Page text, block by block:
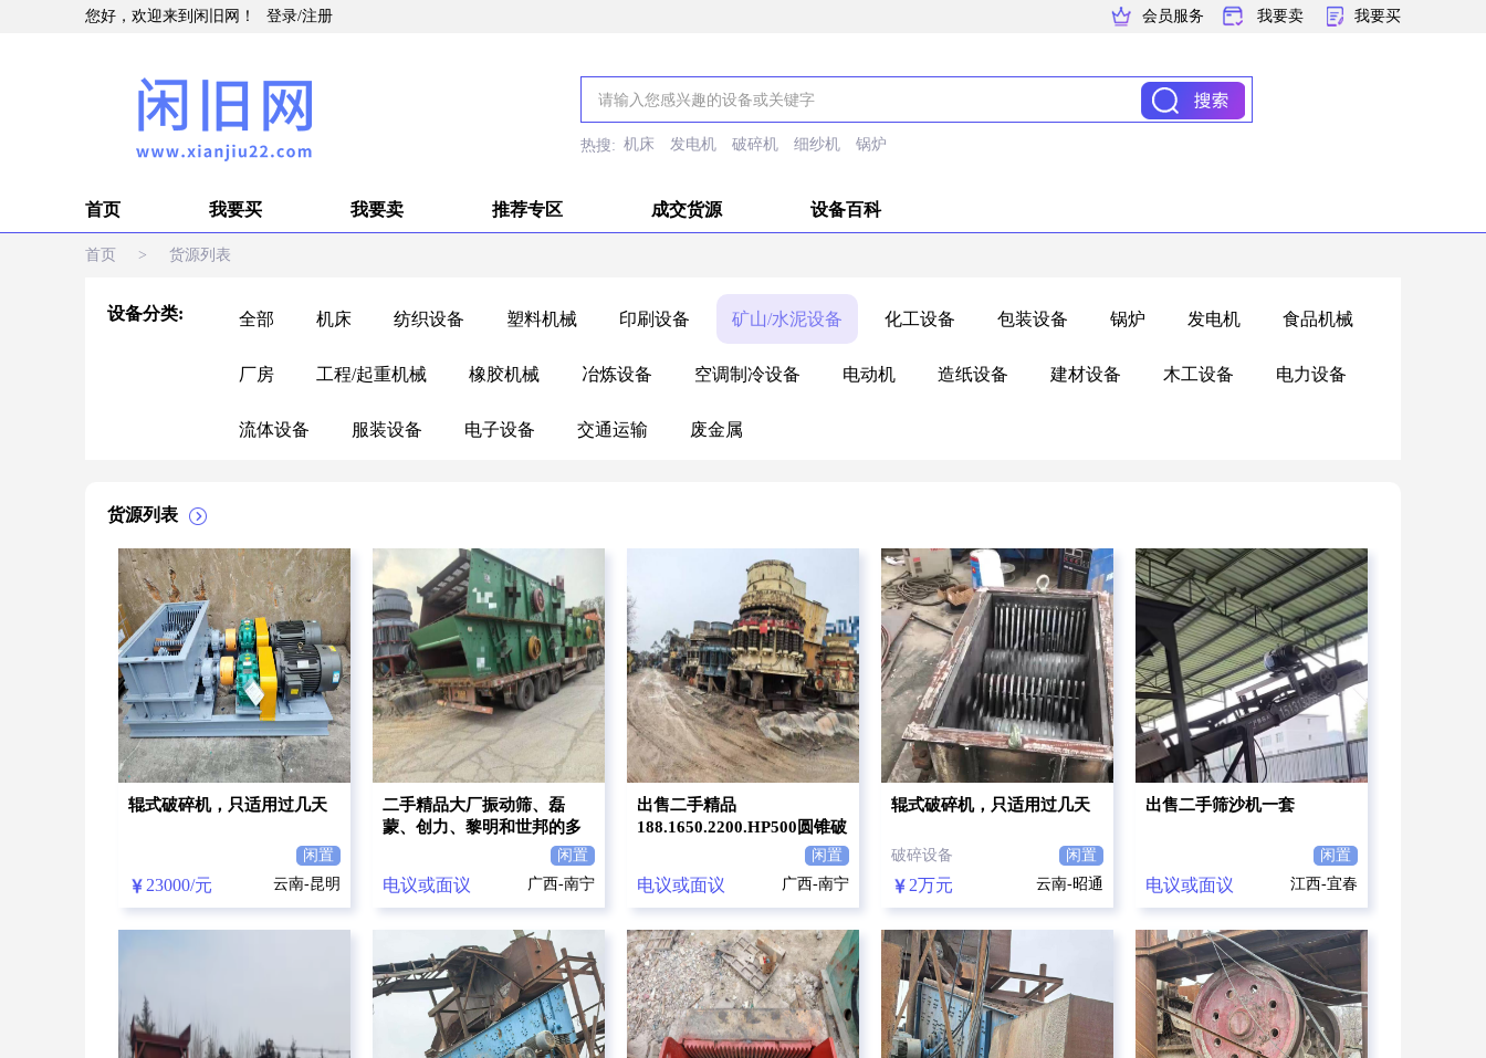
您好，欢迎来到闲旧网！ 登录/注册 会员服务 我要卖 我要买
热搜: 机床 发电机 破碎机 细纱机 锅炉
首页 我要买 我要卖 推荐专区 成交货源 设备百科
首页 > 货源列表
设备分类: 全部 机床 纺织设备 塑料机械 印刷设备 矿山/水泥设备 化工设备 包装设备 锅炉 发电机 食品机械
厂房 工程/起重机械 橡胶机械 冶炼设备 空调制冷设备 电动机 造纸设备 建材设备 木工设备 电力设备
流体设备 服装设备 电子设备 交通运输 废金属
货源列表
辊式破碎机，只适用过几天
闲置
23000/元 云南-昆明
二手精品大厂振动筛、磊
蒙、创力、黎明和世邦的多
闲置
电议或面议 广西-南宁
出售二手精品
188.1650.2200.HP500圆锥破
碎机多台，有需要的联系闲置
电议或面议 广西-南宁
辊式破碎机，只适用过几天
破碎设备 闲置
2万元 云南-昭通
出售二手筛沙机一套
闲置
电议或面议 江西-宜春